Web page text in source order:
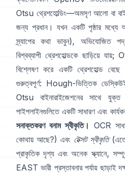
Otsu থ্রেশহোল্ডিং—অমসৃণ আলো বা
জন্য প্রধান। যখন একটি পৃষ্ঠার মধ্যে
স্ন্যাপের কথা ভাবুন), অভিযোজিত
বিশ্বব্যাপী থ্রেশহোল্ডকে ছাড়িয়ে যায়;
বিশ্লেষণ করে একটি থ্রেশহোল্ড বেছে
গুরুত্বপূর্ণ: Hough-ভিত্তিক
Otsu বাইনারাইজেশনের সাথে যুক্ত
পাইপলাইনগুলিতে একটি সাধারণ এবং
সনাক্তকরণ বনাম স্বীকৃতি। OCR
কোথায় আছে?) এবং টেক্সট স্বীকৃতি
প্রাকৃতিক দৃশ্য এবং অনেক স্ক্যানে,
EAST ভারী প্রস্তাবনার পর্যায় ছাড়াই